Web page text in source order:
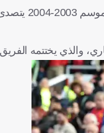
وأضافت
والذي يختتمه